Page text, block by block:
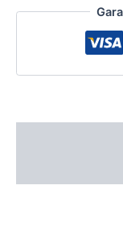
f.
Scheibenprimer
Menge